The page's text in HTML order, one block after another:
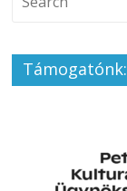
Támogatónk: